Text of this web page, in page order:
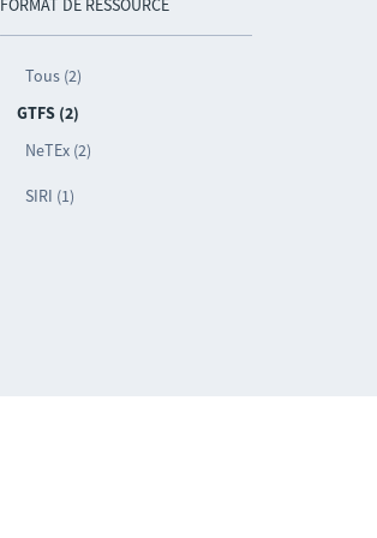
FORMAT DE RESSOURCE
Tous (2)
GTFS (2)
NeTEx (2)
SIRI (1)